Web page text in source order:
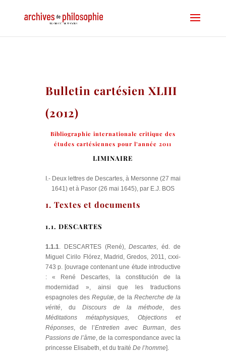
Bulletin cartésien XLIII
(2012)
Bibliographie internationale critique des
études cartésiennes pour l’année 2011
LIMINAIRE
I.- Deux lettres de Descartes, à Mersonne (27 mai
1641) et à Pasor (26 mai 1645), par E.J. BOS
1. Textes et documents
1.1. DESCARTES
1.1.1. DESCARTES (René),Descartes, éd. de
Miguel Cirilo Flórez, Madrid, Gredos, 2011, cxxi-
743 p. [ouvrage contenant une étude introductive
: « René Descartes, la constitución de la
modernidad », ainsi que les traductions
espagnoles desRegulæ, de la Recherche de la
vérité, du Discours de la méthode, des
Méditations métaphysiques, Objections et
Réponses, de l’Entretien avec Burman, des
Passions de l’âme, de la correspondance avec la
princesse Elisabeth, et du traité De l’homme].